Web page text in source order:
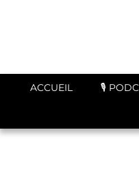
ACCUEIL 🎙️